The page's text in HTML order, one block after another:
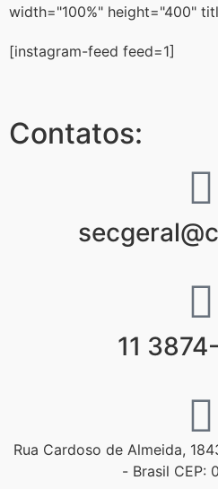
width="100%" height="400"
[instagram-feed feed=1]
Contatos:
11
Rua Cardoso de Almeida,
- Brasil CEP: